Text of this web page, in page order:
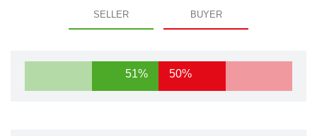
SELLER BUYER
51% 50%